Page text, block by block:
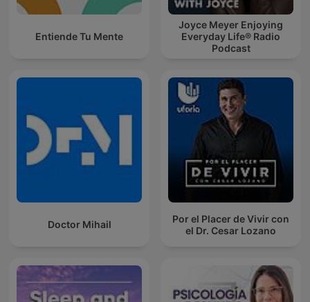
Entiende Tu Mente
Joyce Meyer Enjoying
Everyday Life® Radio
Podcast
Doctor Mihail
Por el Placer de Vivir con
el Dr. Cesar Lozano